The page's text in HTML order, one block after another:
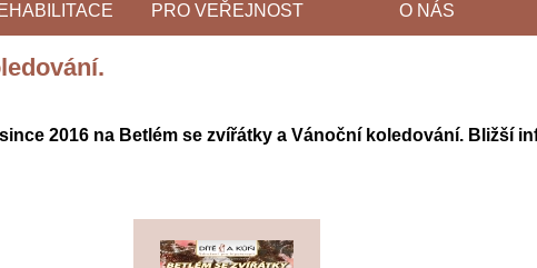
PRO VEŘEJNOST O NÁS
2016 na Betlém se zvířátky a Vánoční koledování. Bližší